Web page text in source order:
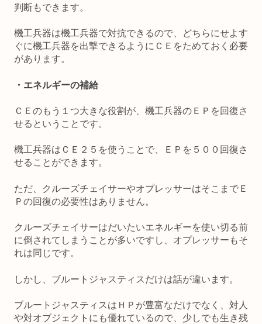
判断もできます。
機工兵器は機工兵器で対抗できるので、どちらにせよす
ぐに機工兵器を出撃できるようにＣＥをためておく必要
があります。
・エネルギーの補給
ＣＥのもう１つ大きな役割が、機工兵器のＥＰを回復さ
せるということです。
機工兵器はＣＥ２５を使うことで、ＥＰを５００回復さ
せることができます。
ただ、クルーズチェイサーやオプレッサーはそこまでＥ
Ｐの回復の必要性はありません。
クルーズチェイサーはだいたいエネルギーを使い切る前
に倒されてしまうことが多いですし、オプレッサーもそ
れは同じです。
しかし、ブルートジャスティスだけは話が違います。
ブルートジャスティスはＨＰが豊富なだけでなく、対人
や対オブジェクトにも優れているので、少しでも生き残